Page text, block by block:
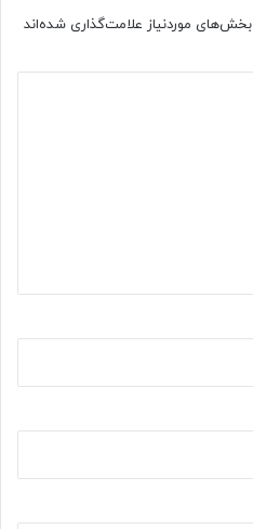
بخش‌های موردنیاز علامت‌گذاری شده‌اند